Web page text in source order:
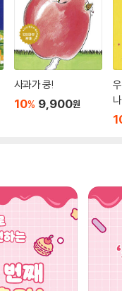
사과가 쿵!
10% 9,900원
나